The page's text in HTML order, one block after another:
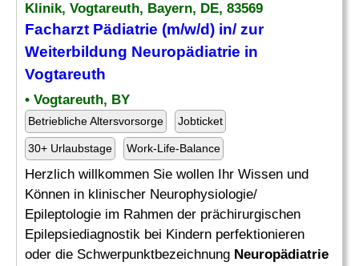
Klinik, Vogtareuth, Bayern, DE, 83569
Facharzt Pädiatrie (m/w/d) in/ zur
Weiterbildung Neuropädiatrie in
Vogtareuth
• Vogtareuth, BY
Betriebliche Altersvorsorge Jobticket
30+ Urlaubstage Work-Life-Balance
Herzlich willkommen Sie wollen Ihr Wissen und
Können in klinischer Neurophysiologie/
Epileptologie im Rahmen der prächirurgischen
Epilepsiediagnostik bei Kindern perfektionieren
oder die Schwerpunktbezeichnung Neuropädiatrie